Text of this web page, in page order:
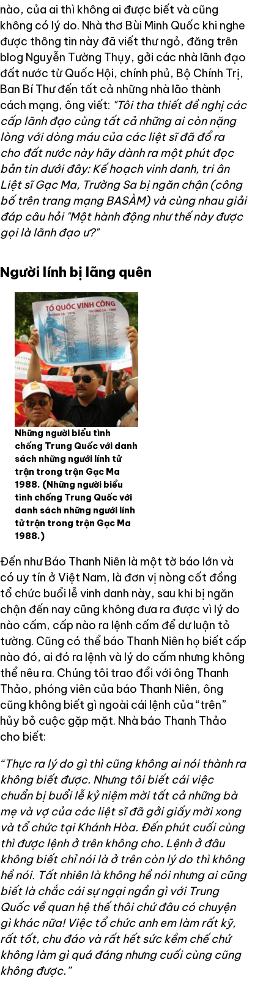
nào, của ai thì không ai được biết và cũng
không có lý do. Nhà thơ Bùi Minh Quốc khi nghe
được thông tin này đã viết thư ngỏ, đăng trên
blog Nguyễn Tường Thụy, gởi các nhà lãnh đạo
đất nước từ Quốc Hội, chính phủ, Bộ Chính Trị,
Ban Bí Thư đến tất cả những nhà lão thành
cách mạng, ông viết: "Tôi tha thiết đề nghị các
cấp lãnh đạo cùng tất cả những ai còn nặng
lòng với dòng máu của các liệt sĩ đã đổ ra
cho đất nước này hãy dành ra một phút đọc
bản tin dưới đây: Kế hoạch vinh danh, tri ân
Liệt sĩ Gạc Ma, Trường Sa bị ngăn chận (công
bố trên trang mạng BASÀM) và cùng nhau giải
đáp câu hỏi "Một hành động như thế này được
gọi là lãnh đạo ư?"
Người lính bị lãng quên
Những người biểu tình
chống Trung Quốc với danh
sách những ngưới lính tử
trận trong trận Gạc Ma
1988. (Những người biểu
tình chống Trung Quốc với
danh sách những ngưới lính
tử trận trong trận Gạc Ma
1988.)
Đến như Báo Thanh Niên là một tờ báo lớn và
có uy tín ở Việt Nam, là đơn vị nòng cốt đồng
tổ chức buổi lễ vinh danh này, sau khi bị ngăn
chận đến nay cũng không đưa ra được vì lý do
nào cấm, cấp nào ra lệnh cấm để dư luận tỏ
tường. Cũng có thể báo Thanh Niên họ biết cấp
nào đó, ai đó ra lệnh và lý do cấm nhưng không
thể nêu ra. Chúng tôi trao đổi với ông Thanh
Thảo, phóng viên của báo Thanh Niên, ông
cũng không biết gì ngoài cái lệnh của “trên”
hủy bỏ cuộc gặp mặt. Nhà báo Thanh Thảo
cho biết:
“Thực ra lý do gì thì cũng không ai nói thành ra
không biết được. Nhưng tôi biết cái việc
chuẩn bị buổi lễ kỷ niệm mời tất cả những bà
mẹ và vợ của các liệt sĩ đã gởi giấy mời xong
và tổ chức tại Khánh Hòa. Đến phút cuối cùng
thì được lệnh ở trên không cho. Lệnh ở đâu
không biết chỉ nói là ở trên còn lý do thì không
hề nói. Tất nhiên là không hề nói nhưng ai cũng
biết là chắc cái sự ngại ngần gì với Trung
Quốc về quan hệ thế thôi chứ đâu có chuyện
gì khác nữa! Việc tổ chức anh em làm rất kỹ,
rất tốt, chu đáo và rất hết sức kềm chế chứ
không làm gì quá đáng nhưng cuối cùng cũng
không được.”